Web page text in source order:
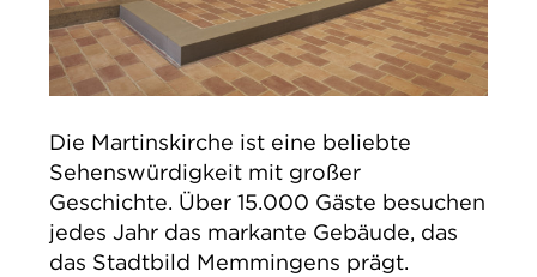
Die Martinskirche ist eine beliebte
Sehenswürdigkeit mit großer
Geschichte. Über 15.000 Gäste besuchen
jedes Jahr das markante Gebäude, das
das Stadtbild Memmingens prägt.